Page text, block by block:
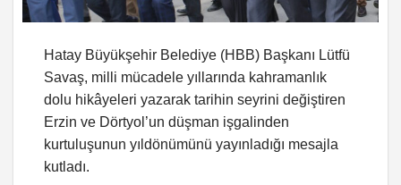
Hatay Büyükşehir Belediye (HBB) Başkanı Lütfü
Savaş, milli mücadele yıllarında kahramanlık
dolu hikâyeleri yazarak tarihin seyrini değiştiren
Erzin ve Dörtyol’un düşman işgalinden
kurtuluşunun yıldönümünü yayınladığı mesajla
kutladı.